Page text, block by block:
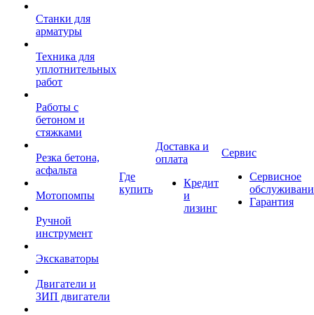
Станки для
арматуры
Техника для
уплотнительных
работ
Работы с
бетоном и
стяжками
Резка бетона,
асфальта
Мотопомпы
Ручной
инструмент
Экскаваторы
Двигатели и
ЗИП двигатели
Где
купить
Доставка и
оплата
Кредит
и
лизинг
Сервис
Сервисное
Гарантия